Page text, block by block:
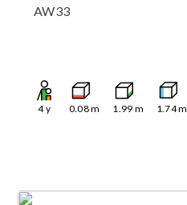
AW33
4y 0.08m 1.99 m 1.74m